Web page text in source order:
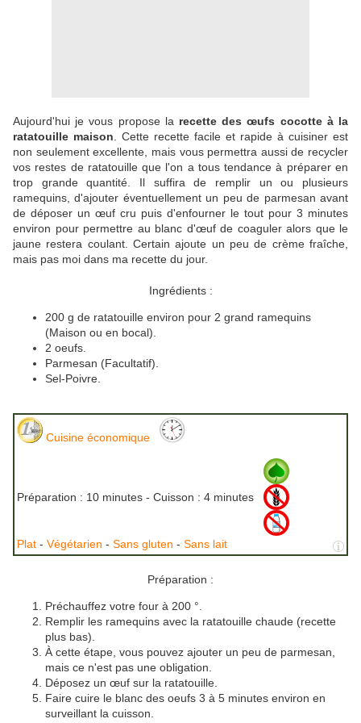
Aujourd'hui je vous propose la recette des œufs cocotte à la
ratatouille maison . Cette recette facile et rapide à cuisiner est
non seulement excellente, mais vous permettra aussi de recycler
vos restes de ratatouille que l'on a tous tendance à préparer en
trop grande quantité. Il suffira de remplir un ou plusieurs
ramequins, d'ajouter éventuellement un peu de parmesan avant
de déposer un œuf cru puis d'enfourner le tout pour 3 minutes
environ pour permettre au blanc d'œuf de coaguler alors que le
jaune restera coulant. Certain ajoute un peu de crème fraîche,
mais pas moi dans ma recette du jour.
Ingrédients :
200 g de ratatouille environ pour 2 grand ramequins
(Maison ou en bocal).
2 oeufs.
Parmesan (Facultatif).
Sel-Poivre.
Cuisine économique
Préparation : 10 minutes - Cuisson : 4 minutes
Plat - Végétarien - Sans gluten - Sans lait
Préparation :
Préchauffez votre four à 200 °.
Remplir les ramequins avec la ratatouille chaude (recette
plus bas).
À cette étape, vous pouvez ajouter un peu de parmesan,
mais ce n'est pas une obligation.
Déposez un œuf sur la ratatouille.
Faire cuire le blanc des oeufs 3 à 5 minutes environ en
surveillant la cuisson.